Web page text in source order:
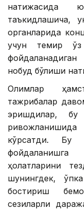
натижасида
таъкидлашича,
органларида
учун темир ўз
нобуд бўлиши
Олимлар
тажрибалар
эришдилар, бу
ривожланишида
кўрсатди. Бу
ҳолатларини
шунингдек,
бостириш
сезиларли